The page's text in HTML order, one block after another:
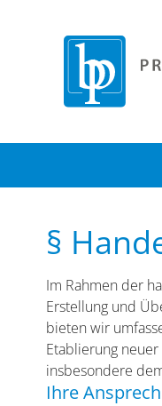
§
Im Rahmen der
Erstellung und
bieten wir
Etablierung
insbesondere
Ihre